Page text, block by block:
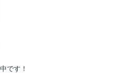
です！